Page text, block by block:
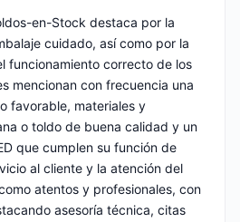
en-Stock destaca por la
cuidado, así como por la
funcionamiento correcto de los
mencionan con frecuencia una
favorable, materiales y
o toldo de buena calidad y un
que cumplen su función de
al cliente y la atención del
atentos y profesionales, con
asesoría técnica, citas